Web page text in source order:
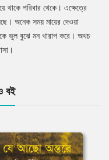
থাকে পরিবার থেকে। এক্ষেত্রে
অনেক সময় মায়ের দেওয়া
ভুল বুঝে মন খারাপ করে। অথচ
বই